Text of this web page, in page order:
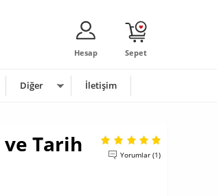
Sepet
Hesap
Diğer İletişim
ve Tarih
Yorumlar (1)